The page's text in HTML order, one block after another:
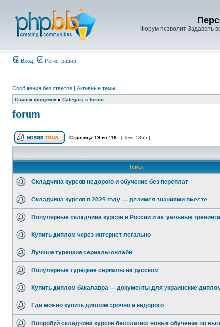
Форум позволит Задавать
Вход Регистрация
Сообщения без ответов | Активные темы
Список форумов » Category » forum
forum
Страница 19 из 118 [ Тем: 5855 ]
Темы
Складчина курсов недорого и обучение без переплат
Складчина курсов в 2025 году — делимся знаниями вместе
Популярные складчина курсов в России и актуальные тренинги
Купить диплом через интернет легально
Лучшие турецкие сериалы онлайн
Популярные турецкие сериалы на русском
Купить диплом бакалавра — документы для украинские
Где можно купить диплом срочно и недорого
Попробуй складчина курсов бесплатно: новые обучение по